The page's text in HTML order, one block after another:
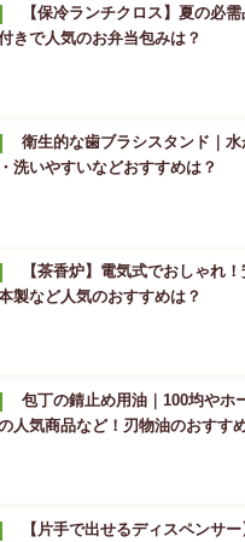
【保冷ランチクロス】夏の必
きで人気のお弁当包みは？
衛生的な歯ブラシスタンド｜水
洗いやすいなどおすすめは？
【茶香炉】電気式でおしゃれ
製など人気のおすすめは？
包丁の錆止め用油｜100均やホ
人気商品など！刃物油のおすす
【片手で出せるディスペンサ